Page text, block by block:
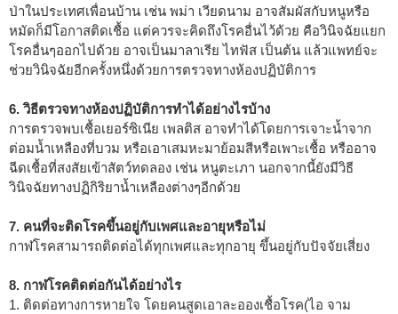
ป่าในประเทศเพื่อนบ้าน เช่น พม่า เวียดนาม อาจสัมผัสกับหนูหรือ
หมัดก็มีโอกาสติดเชื้อ แต่ควรจะคิดถึงโรคอื่นไว้ด้วย คือวินิจฉัยแยก
โรคอื่นๆออกไปด้วย อาจเป็นมาลาเรีย ไทฟัส เป็นต้น แล้วแพทย์จะ
ช่วยวินิจฉัยอีกครั้งหนึ่งด้วยการตรวจทางห้องปฏิบัติการ
6. วิธีตรวจทางห้องปฏิบัติการทำได้อย่างไรบ้าง
การตรวจพบเชื้อเยอร์ซิเนีย เพลติส อาจทำได้โดยการเจาะน้ำจาก
ต่อมน้ำเหลืองที่บวม หรือเอาเสมหะมาย้อมสีหรือเพาะเชื้อ หรืออาจ
ฉีดเชื้อที่สงสัยเข้าสัตว์ทดลอง เช่น หนูตะเภา นอกจากนี้ยังมีวิธี
วินิจฉัยทางปฏิกิริยาน้ำเหลืองต่างๆอีกด้วย
7. คนที่จะติดโรคขึ้นอยู่กับเพศและอายุหรือไม่
กาฬโรคสามารถติดต่อได้ทุกเพศและทุกอายุ ขึ้นอยู่กับปัจจัยเสี่ยง
8. กาฬโรคติดต่อกันได้อย่างไร
1. ติดต่อทางการหายใจ โดยคนสูดเอาละอองเชื้อโรค(ไอ จาม